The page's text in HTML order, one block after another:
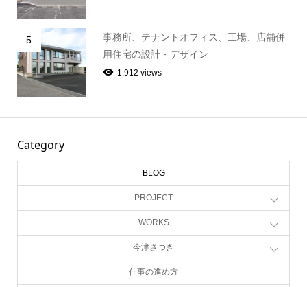
5
事務所、テナントオフィス、工場、店舗併
用住宅の設計・デザイン
1,912 views
Category
BLOG
PROJECT
WORKS
今津さつき
仕事の進め方